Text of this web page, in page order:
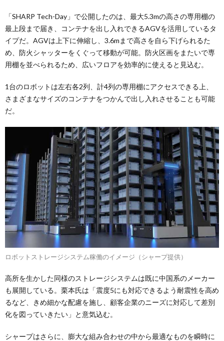
「SHARP Tech-Day」で公開したのは、最大5.3mの高さの専用棚の
最上段まで届き、コンテナを出し入れできるAGVを活用しているタ
イプだ。AGVは上下に伸縮し、3.6mまで高さを自ら下げられるた
め、防火シャッターをくぐって移動が可能。防火区画をまたいで専
用棚を並べられるため、広いフロアを効率的に使えると見込む。
1台のロボットは左右各2列、計4列の専用棚にアクセスできる上、
さまざまなサイズのコンテナをつかんで出し入れさせることも可能
だ。
ロボットストレージシステム稼働のイメージ（シャープ提供）
高所を生かした同様のストレージシステムは既に中国系のメーカー
も展開している。栗本氏は「震度5にも対応できるよう耐震性を高め
るなど、きめ細かな配慮を施し、顧客企業のニーズに対応して差別
化を図っていきたい」と意気込む。
シャープはさらに、膨大な組み合わせの中から最適なものを瞬時に